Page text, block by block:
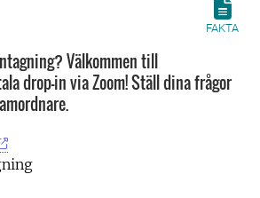
FAKTA
Välkommen till
drop-in via Zoom! Ställ dina frågor